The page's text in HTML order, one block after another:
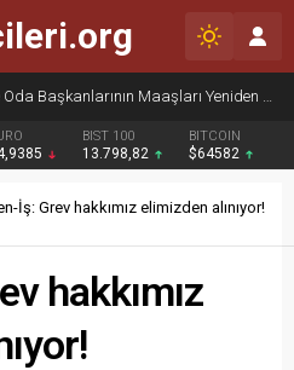
Yıllanan Sendika ve Oda Başkanlarının Maaşları Yeniden Gündemde
BIST 100
13.798,82
BITCOIN
$64582
İş: Grev hakkımız elimizden alınıyor!
hakkımız